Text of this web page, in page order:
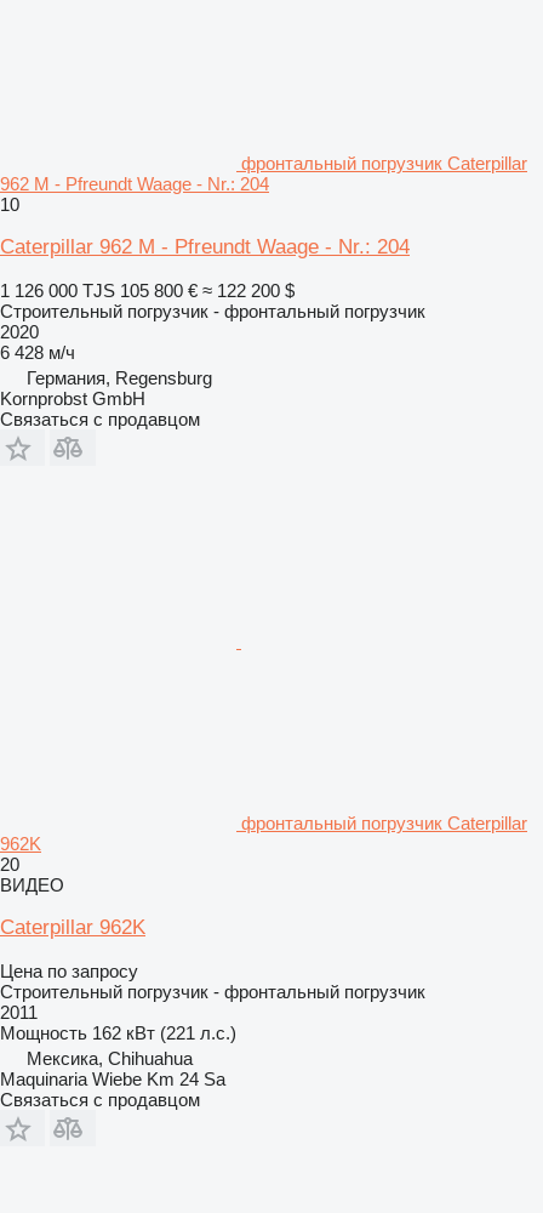
фронтальный погрузчик Caterpillar
962 M - Pfreundt Waage - Nr.: 204
10
Caterpillar 962 M - Pfreundt Waage - Nr.: 204
1 126 000 TJS 105 800 € ≈ 122 200 $
Строительный погрузчик - фронтальный погрузчик
2020
6 428 м/ч
Германия, Regensburg
Kornprobst GmbH
Связаться с продавцом
фронтальный погрузчик Caterpillar
962K
20
ВИДЕО
Caterpillar 962K
Цена по запросу
Строительный погрузчик - фронтальный погрузчик
2011
Мощность 162 кВт (221 л.с.)
Мексика, Chihuahua
Maquinaria Wiebe Km 24 Sa
Связаться с продавцом